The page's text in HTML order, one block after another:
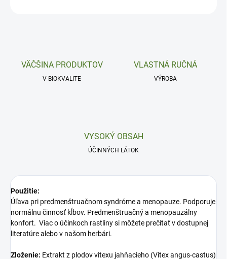
VÄČŠINA PRODUKTOV
V BIOKVALITE
VLASTNÁ RUČNÁ
VÝROBA
VYSOKÝ OBSAH
ÚČINNÝCH LÁTOK
Použitie:
Úľava pri predmenštruačnom syndróme a menopauze. Podporuje
normálnu činnosť kĺbov. Predmenštruačný a menopauzálny
konfort. Viac o účinkoch rastliny si môžete prečítať v dostupnej
literatúre alebo v našom herbári.
Zloženie: Extrakt z plodov vitexu jahňacieho (Vitex angus-castus)